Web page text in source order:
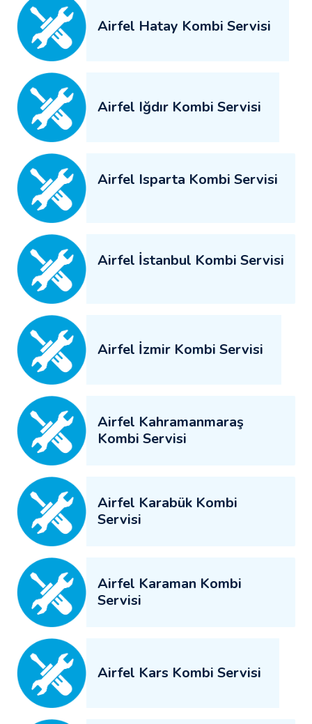
Airfel Hatay Kombi Servisi
Airfel Iğdır Kombi Servisi
Airfel Isparta Kombi Servisi
Airfel İstanbul Kombi Servisi
Airfel İzmir Kombi Servisi
Airfel Kahramanmaraş
Kombi Servisi
Airfel Karabük Kombi
Servisi
Airfel Karaman Kombi
Servisi
Airfel Kars Kombi Servisi